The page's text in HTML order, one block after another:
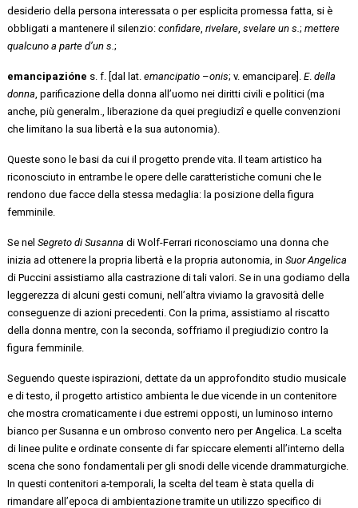
desiderio della persona interessata o per esplicita promessa fatta, si è
obbligati a mantenere il silenzio:confidare ,rivelare ,svelare un s.;mettere
qualcuno a parte d’un s.;
emancipazióne s. f. [dal lat.emancipatio –onis; v. emancipare].E.della
donna , parificazione della donna all’uomo nei diritti civili e politici (ma
anche, più generalm., liberazione da quei pregiudizî e quelle convenzioni
che limitano la sua libertà e la sua autonomia).
Queste sono le basi da cui il progetto prende vita. Il team artistico ha
riconosciuto in entrambe le opere delle caratteristiche comuni che le
rendono due facce della stessa medaglia: la posizione della figura
femminile.
Se nel Segreto di Susanna di Wolf-Ferrari riconosciamo una donna che
inizia ad ottenere la propria libertà e la propria autonomia, inSuor Angelica
di Puccini assistiamo alla castrazione di tali valori. Se in una godiamo della
leggerezza di alcuni gesti comuni, nell’altra viviamo la gravosità delle
conseguenze di azioni precedenti. Con la prima, assistiamo al riscatto
della donna mentre, con la seconda, soffriamo il pregiudizio contro la
figura femminile.
Seguendo queste ispirazioni, dettate da un approfondito studio musicale
e di testo, il progetto artistico ambienta le due vicende in un contenitore
che mostra cromaticamente i due estremi opposti, un luminoso interno
bianco per Susanna e un ombroso convento nero per Angelica. La scelta
di linee pulite e ordinate consente di far spiccare elementi all’interno della
scena che sono fondamentali per gli snodi delle vicende drammaturgiche.
In questi contenitori a-temporali, la scelta del team è stata quella di
rimandare all’epoca di ambientazione tramite un utilizzo specifico di